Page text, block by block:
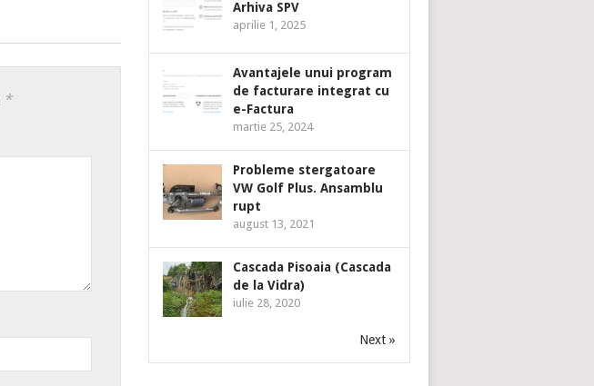
*
Arhiva SPV
aprilie 1, 2025
Avantajele unui program
de facturare integrat cu
e-Factura
martie 25, 2024
Probleme stergatoare
VW Golf Plus. Ansamblu
rupt
august 13, 2021
Cascada Pisoaia (Cascada
de la Vidra)
iulie 28, 2020
Next »